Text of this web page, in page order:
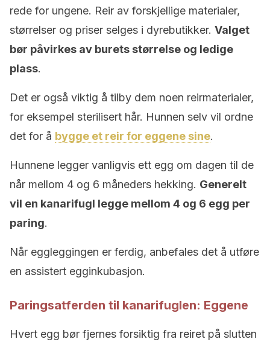
rede for ungene. Reir av forskjellige materialer,
størrelser og priser selges i dyrebutikker. Valget
bør påvirkes av burets størrelse og ledige
plass.
Det er også viktig å tilby dem noen reirmaterialer,
for eksempel sterilisert hår. Hunnen selv vil ordne
det for å bygge et reir for eggene sine.
Hunnene legger vanligvis ett egg om dagen til de
når mellom 4 og 6 måneders hekking. Generelt
vil en kanarifugl legge mellom 4 og 6 egg per
paring.
Når eggleggingen er ferdig, anbefales det å utføre
en assistert egginkubasjon.
Paringsatferden til kanarifuglen: Eggene
Hvert egg bør fjernes forsiktig fra reiret på slutten